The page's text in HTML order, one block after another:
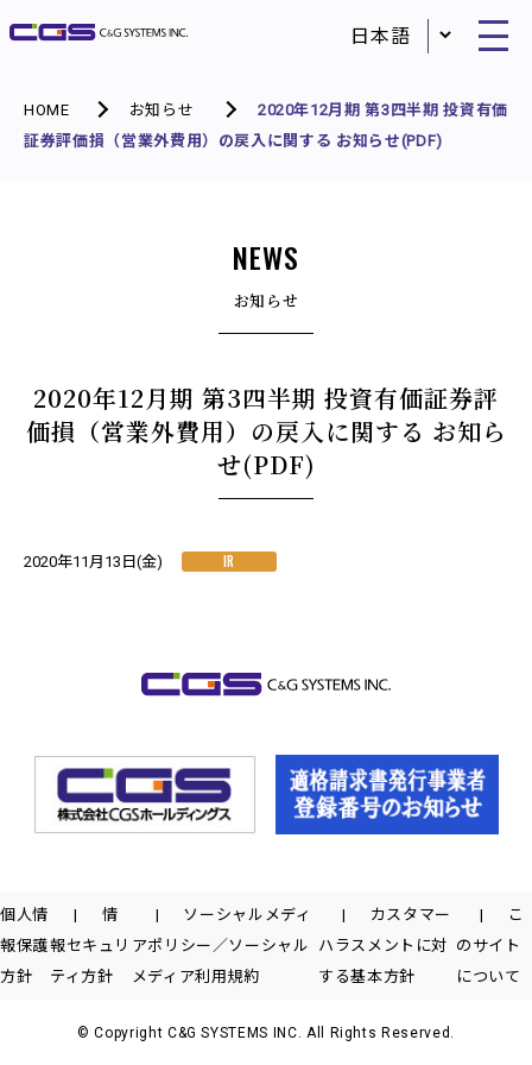
HOME お知らせ
2020年12月期 第3四半期 投資有価
証券評価損（営業外費用）の戻入に関する お知らせ(PDF)
NEWS
お知らせ
2020年12月期 第3四半期 投資有価証券評
価損（営業外費用）の戻入に関する お知ら
せ(PDF)
2020年11月13日(金) IR
個人情
報保護
方針
情
報セキュリ
ティ方針
ソーシャルメディ
アポリシー／ソーシャル
メディア利用規約
カスタマー
ハラスメントに対
する基本方針
こ
のサイト
について
© Copyright C&G SYSTEMS INC. All Rights Reserved.